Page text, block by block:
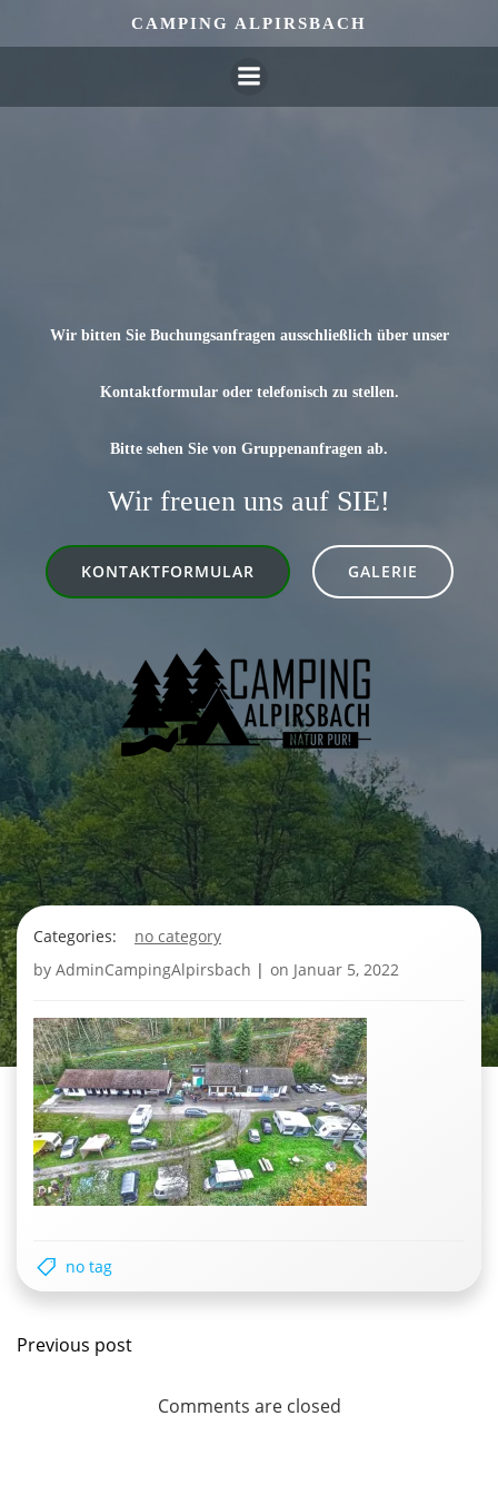
Zum
springen
CAMPING ALPIRSBACH
Wir bitten Sie Buchungsanfragen ausschließlich über unser
Kontaktformular oder telefonisch zu stellen.
Bitte sehen Sie von Gruppenanfragen ab.
Wir freuen uns auf SIE!
KONTAKTFORMULAR GALERIE
Categories:
no category
by AdminCampingAlpirsbach | on Januar 5, 2022
no tag
Post
navigation
Previous post
Comments are closed